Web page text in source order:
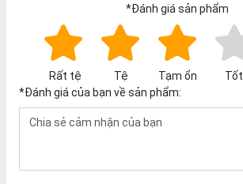
*Đánh giá sản phẩm
Rất tệ Tệ Tạm ổn Tốt
*Đánh giá của bạn về sản phẩm: